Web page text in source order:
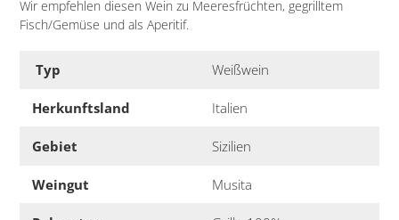
Wir empfehlen diesen Wein zu Meeresfrüchten, gegrilltem
Fisch/Gemüse und als Aperitif.
Typ Weißwein
Herkunftsland Italien
Gebiet Sizilien
Weingut Musita